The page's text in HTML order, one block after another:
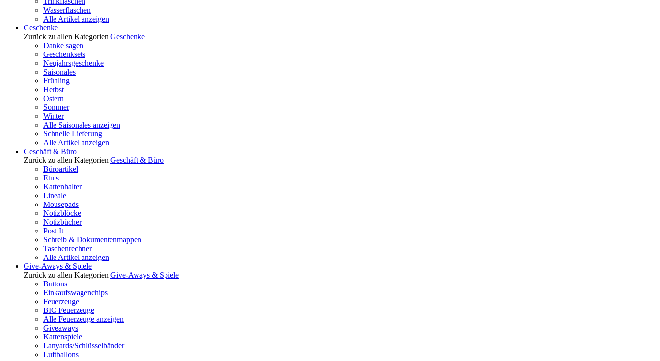
Wasserflaschen
Alle Artikel anzeigen
Geschenke
Zurück zu allen Kategorien Geschenke
Danke sagen
Geschenksets
Neujahrsgeschenke
Saisonales
Frühling
Herbst
Ostern
Sommer
Winter
Alle Saisonales anzeigen
Schnelle Lieferung
Alle Artikel anzeigen
Geschäft & Büro
Zurück zu allen Kategorien Geschäft & Büro
Büroartikel
Etuis
Kartenhalter
Lineale
Mousepads
Notizblöcke
Notizbücher
Post-It
Schreib & Dokumentenmappen
Taschenrechner
Alle Artikel anzeigen
Give-Aways & Spiele
Zurück zu allen Kategorien Give-Aways & Spiele
Buttons
Einkaufswagenchips
Feuerzeuge
BIC Feuerzeuge
Alle Feuerzeuge anzeigen
Giveaways
Kartenspiele
Lanyards/Schlüsselbänder
Luftballons